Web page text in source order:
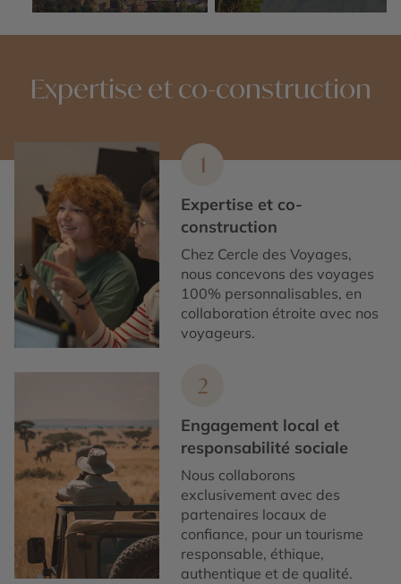
Expertise et co-construction
1
Expertise et co-
construction
Chez Cercle des Voyages,
nous concevons des voyages
100% personnalisables, en
collaboration étroite avec nos
voyageurs.
2
Engagement local et
responsabilité sociale
Nous collaborons
exclusivement avec des
partenaires locaux de
confiance, pour un tourisme
responsable, éthique,
authentique et de qualité.